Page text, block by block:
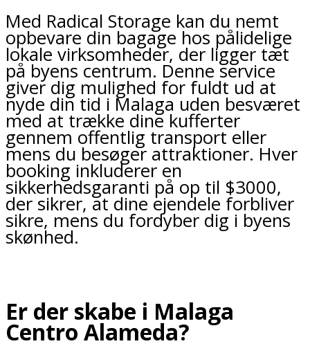
Med Radical Storage kan du nemt
opbevare din bagage hos pålidelige
lokale virksomheder, der ligger tæt
på byens centrum. Denne service
giver dig mulighed for fuldt ud at
nyde din tid i Malaga uden besværet
med at trække dine kufferter
gennem offentlig transport eller
mens du besøger attraktioner. Hver
booking inkluderer en
sikkerhedsgaranti på op til $3000,
der sikrer, at dine ejendele forbliver
sikre, mens du fordyber dig i byens
skønhed.
Er der skabe i Malaga
Centro Alameda?